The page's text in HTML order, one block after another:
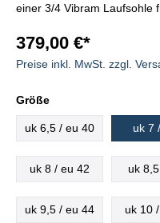
einer 3/4 Vibram Laufsohle
379,00 €*
Preise inkl. MwSt. zzgl.
Größe
uk 6,5 / eu 40 uk 7
uk 8 / eu 42 uk
uk 9,5 / eu 44 uk 10